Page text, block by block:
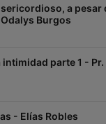
a pesar
Burgos
intimidad parte 1 -
- Elías Robles